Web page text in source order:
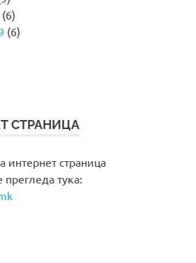
(6)
(6)
СТРАНИЦА
интернет страница
тука: